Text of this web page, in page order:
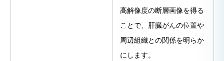
高解像度の断層画像を得る
ことで、肝臓がんの位置や
周辺組織との関係を明らか
にします。